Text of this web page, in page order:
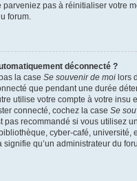
parveniez pas à réinitialiser votre
forum.
déconnecté ?
la case Se souvenir de moi lors
que pendant une durée
utilise votre compte à votre insu
connecté, cochez la case Se
pas recommandé si vous utilisez
cyber-café, université,
signifie qu’un administrateur du